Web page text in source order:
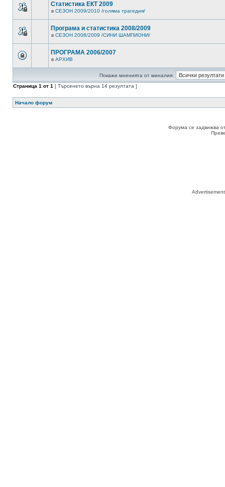
Статистика ЕКТ 2009
в СЕЗОН 2009/2010 /голяма трагедия/
Програма и статистика 2008/2009
в СЕЗОН 2008/2009 /СИНИ ШАМПИОНИ/
ПРОГРАМА 2006/2007
в АРХИВ
Покажи мненията от миналия:
Страница 1 от 1 [ Търсенето върна 14 резултата ]
Начало форум
Форума се задвижва